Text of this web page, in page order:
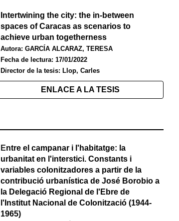
Intertwining the city: the in-between
spaces of Caracas as scenarios to
achieve urban togetherness
Autora: GARCÍA ALCARAZ, TERESA
Fecha de lectura: 17/01/2022
Director de la tesis: Llop, Carles
ENLACE A LA TESIS
Entre el campanar i l'habitatge: la
urbanitat en l'interstici. Constants i
variables colonitzadores a partir de la
contribució urbanística de José Borobio a
la Delegació Regional de l'Ebre de
l'Institut Nacional de Colonització (1944-
1965)